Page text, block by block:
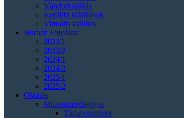
Vándorkiállítás
Korábbi kiállítások
Virtuális kiállítás
Hurbán Folyóirat
2023/1
2023/2
2024/1
2024/2
2025/1
2025/2
Oktatás
Múzeumpedagógia
Tárlatvezetések